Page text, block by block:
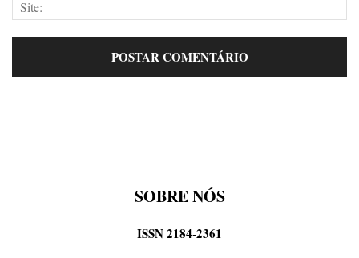
SOBRE NÓS
ISSN 2184-2361